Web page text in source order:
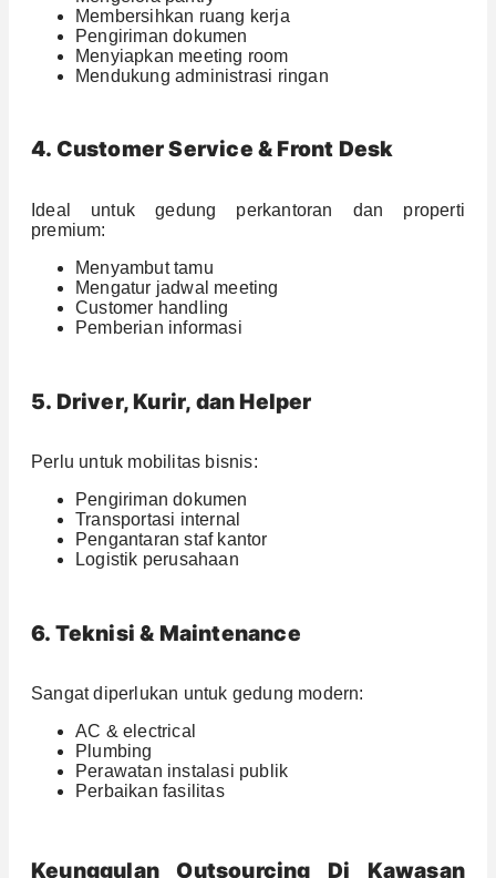
Membersihkan ruang kerja
Pengiriman dokumen
Menyiapkan meeting room
Mendukung administrasi ringan
4. Customer Service & Front Desk
Ideal untuk gedung perkantoran dan properti
premium:
Menyambut tamu
Mengatur jadwal meeting
Customer handling
Pemberian informasi
5. Driver, Kurir, dan Helper
Perlu untuk mobilitas bisnis:
Pengiriman dokumen
Transportasi internal
Pengantaran staf kantor
Logistik perusahaan
6. Teknisi & Maintenance
Sangat diperlukan untuk gedung modern:
AC & electrical
Plumbing
Perawatan instalasi publik
Perbaikan fasilitas
Keunggulan Outsourcing Di Kawasan